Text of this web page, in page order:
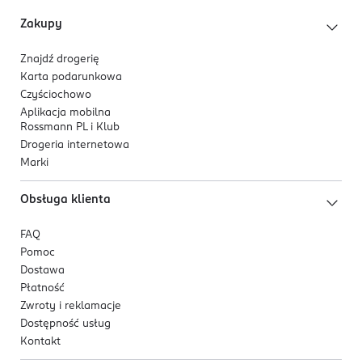
Zakupy
Znajdź drogerię
Karta podarunkowa
Czyściochowo
Aplikacja mobilna
Rossmann PL i Klub
Drogeria internetowa
Marki
Obsługa klienta
FAQ
Pomoc
Dostawa
Płatność
Zwroty i reklamacje
Dostępność usług
Kontakt